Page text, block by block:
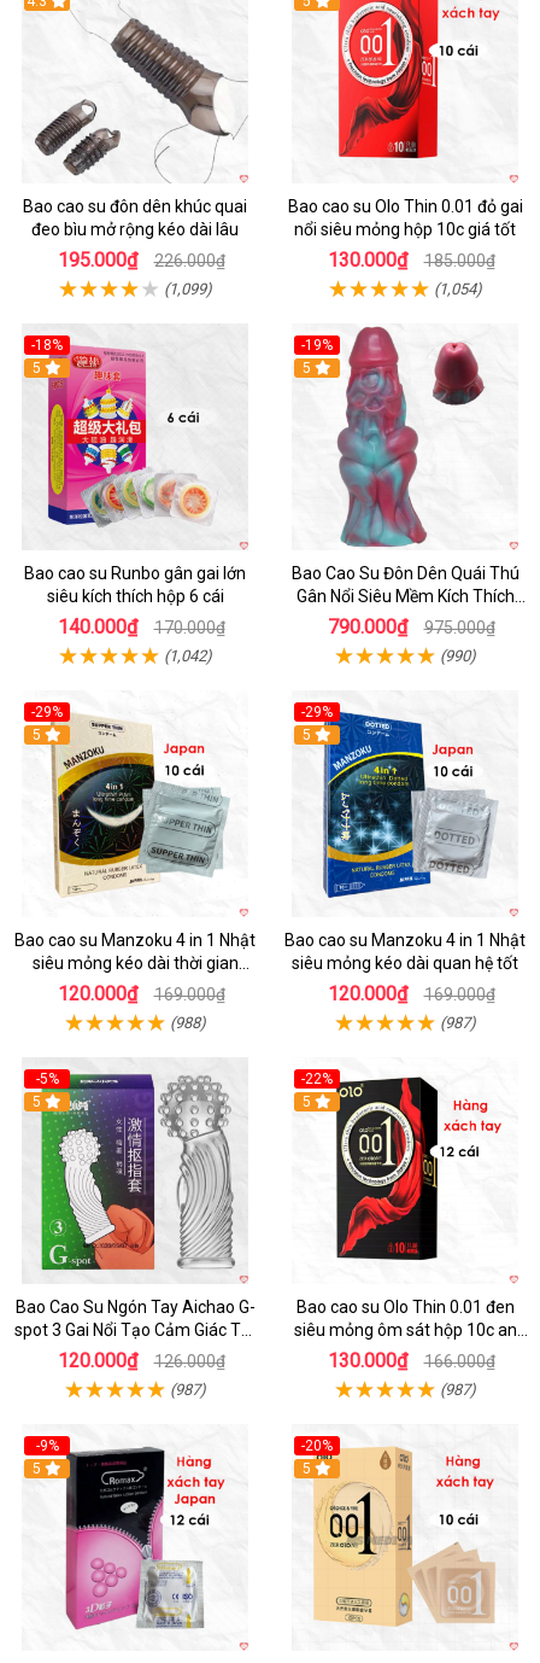
Bao cao su đôn dên khúc quai
đeo bìu mở rộng kéo dài lâu
195.000₫ 226.000₫
(1,099)
Bao cao su Olo Thin 0.01 đỏ gai
nổi siêu mỏng hộp 10c giá tốt
130.000₫ 185.000₫
(1,054)
-18%
Hot
5
Bao cao su Runbo gân gai lớn
siêu kích thích hộp 6 cái
140.000₫ 170.000₫
(1,042)
-19%
5
Bao Cao Su Đôn Dên Quái Thú
Gân Nổi Siêu Mềm Kích Thích
Tột Đỉnh
790.000₫ 975.000₫
(990)
-29%
5
Bao cao su Manzoku 4 in 1 Nhật
siêu mỏng kéo dài thời gian
chính hãng
120.000₫ 169.000₫
(988)
-29%
5
Bao cao su Manzoku 4 in 1 Nhật
siêu mỏng kéo dài quan hệ tốt
120.000₫ 169.000₫
(987)
-5%
5
Bao Cao Su Ngón Tay Aichao G-
spot 3 Gai Nổi Tạo Cảm Giác Tột
Đỉnh
120.000₫ 126.000₫
(987)
-22%
5
Bao cao su Olo Thin 0.01 đen
siêu mỏng ôm sát hộp 10c an
toàn
130.000₫ 166.000₫
(987)
-9%
5
-20%
5